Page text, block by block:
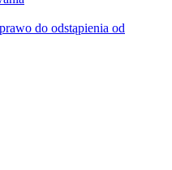
do odstąpienia od